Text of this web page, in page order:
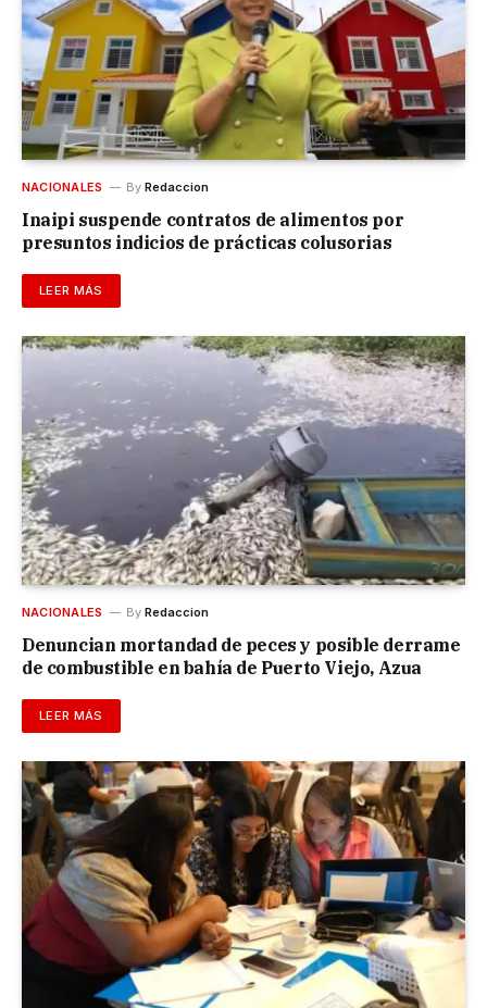
NACIONALES By Redaccion
Inaipi suspende contratos de alimentos por
presuntos indicios de prácticas colusorias
LEER MÁS
NACIONALES By Redaccion
Denuncian mortandad de peces y posible derrame
de combustible en bahía de Puerto Viejo, Azua
LEER MÁS